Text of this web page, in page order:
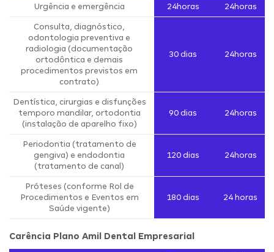
Urgência e emergência 24horas 24horas
Consulta, diagnóstico,
odontologia preventiva e
radiologia (documentação
ortodôntica e demais
procedimentos previstos em
contrato)
30 dias 24horas
Dentística, cirurgias e disfunções
temporo mandilar, ortodontia
(instalação de aparelho fixo)
90 dias 24horas
Periodontia (tratamento de
gengiva) e endodontia
(tratamento de canal)
120 dias 24horas
Próteses (conforme Rol de
Procedimentos e Eventos em
Saúde vigente)
180 dias 24 horas
Carência Plano Amil Dental Empresarial